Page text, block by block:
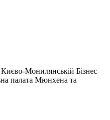
Києво-Монилянській Бізнес
палата Мюнхена та